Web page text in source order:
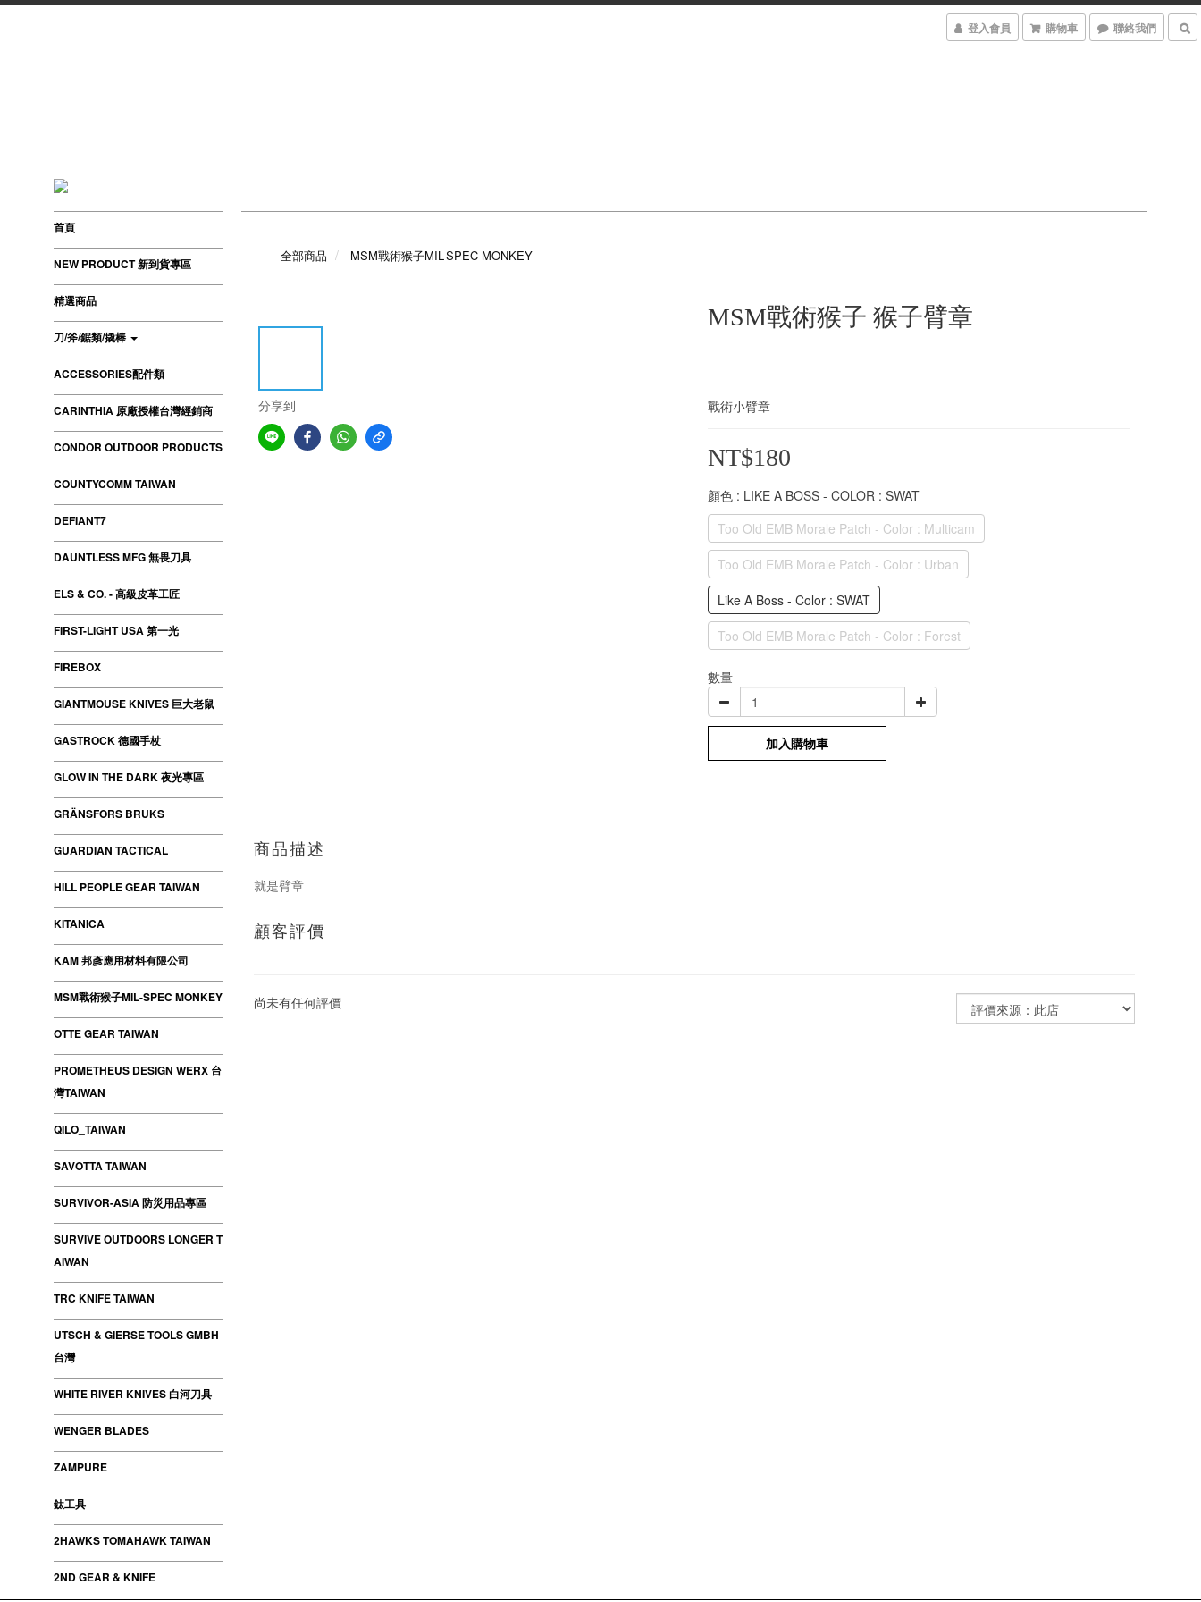
登入會員 購物車 聯絡我們
首頁
NEW PRODUCT 新到貨專區
精選商品
刀/斧/鋸類/撬棒
ACCESSORIES配件類
CARINTHIA 原廠授權台灣經銷商
CONDOR OUTDOOR PRODUCTS
COUNTYCOMM TAIWAN
DEFIANT7
DAUNTLESS MFG 無畏刀具
ELS & CO. - 高級皮革工匠
FIRST-LIGHT USA 第一光
FIREBOX
GIANTMOUSE KNIVES 巨大老鼠
GASTROCK 德國手杖
GLOW IN THE DARK 夜光專區
GRÄNSFORS BRUKS
GUARDIAN TACTICAL
HILL PEOPLE GEAR TAIWAN
KITANICA
KAM 邦彥應用材料有限公司
MSM戰術猴子MIL-SPEC MONKEY
OTTE GEAR TAIWAN
PROMETHEUS DESIGN WERX 台
灣TAIWAN
QILO_TAIWAN
SAVOTTA TAIWAN
SURVIVOR-ASIA 防災用品專區
SURVIVE OUTDOORS LONGER T
AIWAN
TRC KNIFE TAIWAN
UTSCH & GIERSE TOOLS GMBH
台灣
WHITE RIVER KNIVES 白河刀具
WENGER BLADES
ZAMPURE
鈦工具
2HAWKS TOMAHAWK TAIWAN
2ND GEAR & KNIFE
全部商品 MSM戰術猴子MIL-SPEC MONKEY
分享到
MSM戰術猴子 猴子臂章
戰術小臂章
NT$180
顏色 : LIKE A BOSS - COLOR : SWAT
Too Old EMB Morale Patch - Color : Multicam
Too Old EMB Morale Patch - Color : Urban
Like A Boss - Color : SWAT
Too Old EMB Morale Patch - Color : Forest
數量
加入購物車
商品描述
就是臂章
顧客評價
尚未有任何評價